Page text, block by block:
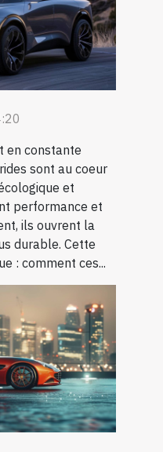
en constante
sont au coeur
et
performance et
ils ouvrent la
durable. Cette
: comment ces...